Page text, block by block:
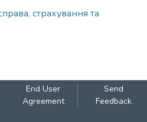
страхування та
End User
Agreement
Send
Feedback